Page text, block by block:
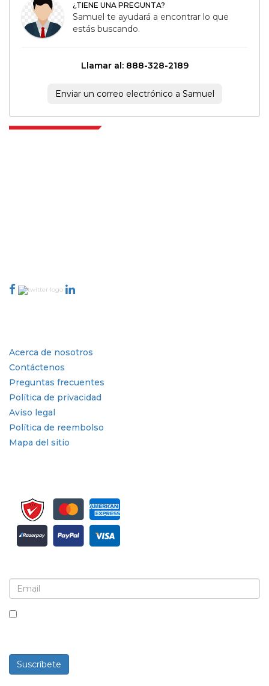
¿TIENE UNA PREGUNTA?
Samuel te ayudará a encontrar lo que
estás buscando.
Llamar al: 888-328-2189
Enviar un correo electrónico a Samuel
Acerca de nosotros
Contáctenos
Preguntas frecuentes
Política de privacidad
Aviso legal
Política de reembolso
Mapa del sitio
Suscríbete